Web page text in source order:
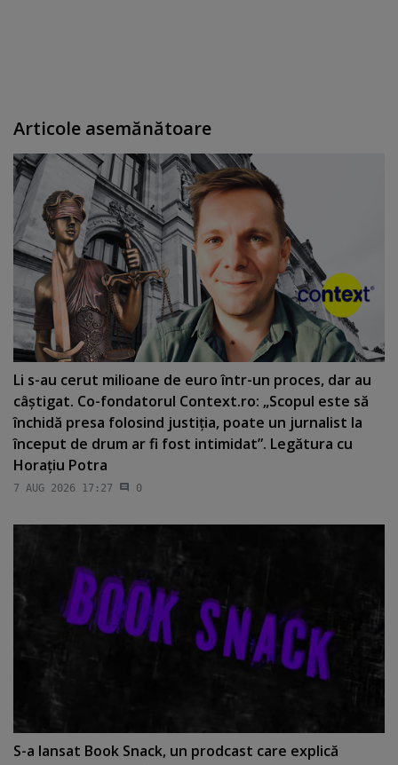
Articole asemănătoare
Li s-au cerut milioane de euro într-un proces, dar au
câştigat. Co-fondatorul Context.ro: „Scopul este să
închidă presa folosind justiţia, poate un jurnalist la
început de drum ar fi fost intimidat”. Legătura cu
Horaţiu Potra
7 AUG 2026 17:27 0
S-a lansat Book Snack, un prodcast care explică